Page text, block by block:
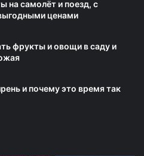
на самолёт и поезд, с
ценами
фрукты и овощи в саду и
и почему это время так